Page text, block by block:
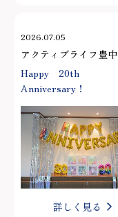
2026.07.05
アクティブライフ豊中
Happy 20th
Anniversary！
詳しく見る